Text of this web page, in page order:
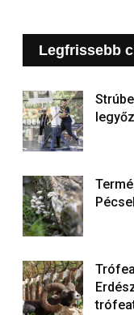
Legfrissebb